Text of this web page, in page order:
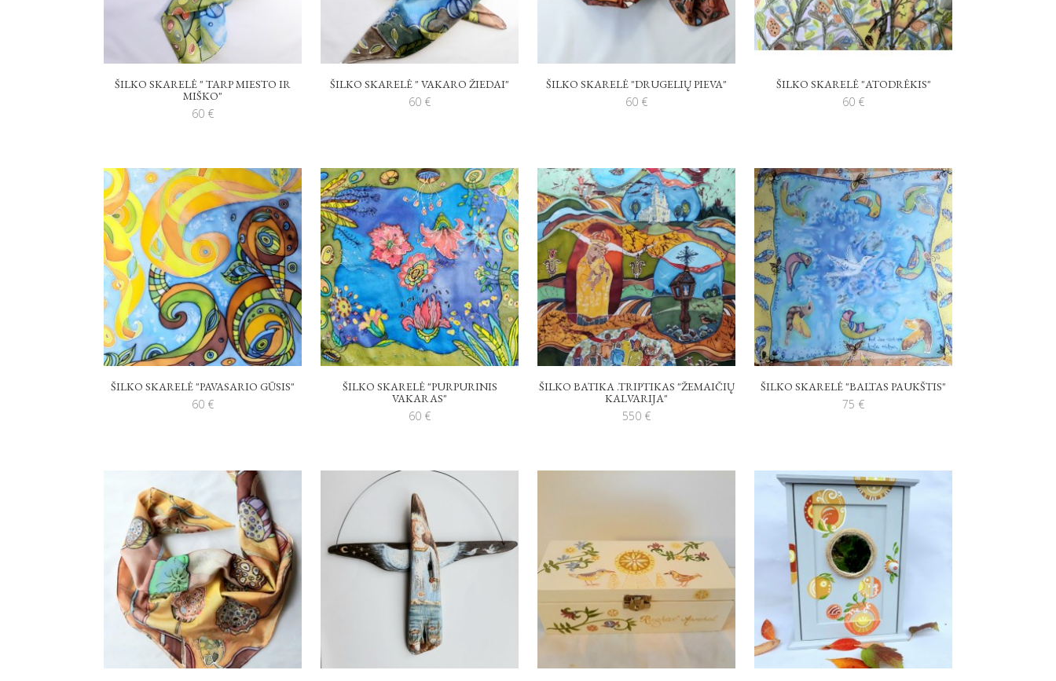
ŠILKO SKARELĖ " TARP MIESTO IR
MIŠKO"
60 €
ŠILKO SKARELĖ " VAKARO ŽIEDAI"
60 €
ŠILKO SKARELĖ "DRUGELIŲ PIEVA"
60 €
ŠILKO SKARELĖ "ATODRĖKIS"
60 €
ŠILKO SKARELĖ "PAVASARIO GŪSIS"
60 €
ŠILKO SKARELĖ "PURPURINIS
VAKARAS"
60 €
ŠILKO BATIKA .TRIPTIKAS "ŽEMAIČIŲ
KALVARIJA"
550 €
ŠILKO SKARELĖ "BALTAS PAUKŠTIS"
75 €